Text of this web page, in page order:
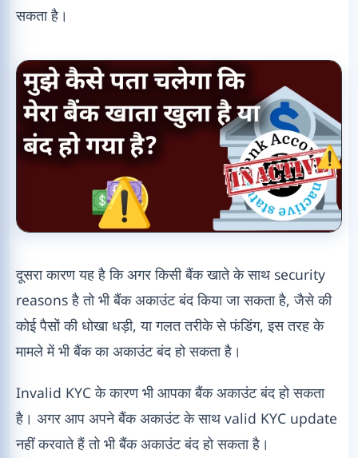
सकता है।
दूसरा कारण यह है कि अगर किसी बैंक खाते के साथ security
reasons है तो भी बैंक अकाउंट बंद किया जा सकता है, जैसे की
कोई पैसों की धोखा धड़ी, या गलत तरीके से फंडिंग, इस तरह के
मामले में भी बैंक का अकाउंट बंद हो सकता है।
Invalid KYC के कारण भी आपका बैंक अकाउंट बंद हो सकता
है। अगर आप अपने बैंक अकाउंट के साथ valid KYC update
नहीं करवाते हैं तो भी बैंक अकाउंट बंद हो सकता है।